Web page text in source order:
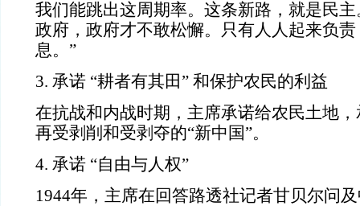
我们能跳出这周期率。这条新路，就是民
政府，政府才不敢松懈。只有人人起来负
息。 ”
3. 承诺 “耕者有其田” 和保护农民的利益
在抗战和内战时期，主席承诺给农民土地
再受剥削和受剥夺的“新中国”。
4. 承诺 “自由与人权”
1944年，主席在回答路透社记者甘贝尔问